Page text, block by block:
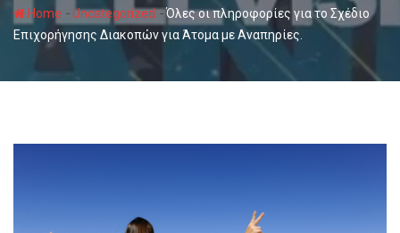
Home -Uncategorized-Όλες οι πληροφορίες για το Σχέδιο
Επιχορήγησης Διακοπών για Άτομα με Αναπηρίες.